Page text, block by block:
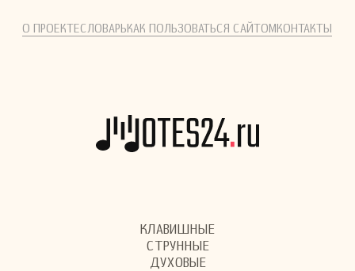
О ПРОЕКТЕСЛОВАРЬКАК ПОЛЬЗОВАТЬСЯ САЙТОМКОНТАКТЫ
КЛАВИШНЫЕ
СТРУННЫЕ
ДУХОВЫЕ